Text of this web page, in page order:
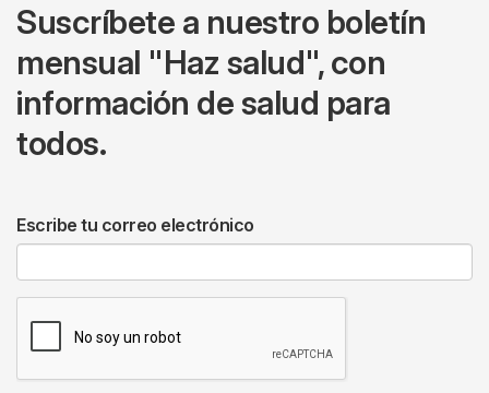
Suscríbete a nuestro boletín
mensual "Haz salud", con
información de salud para
todos.
Escribe tu correo electrónico